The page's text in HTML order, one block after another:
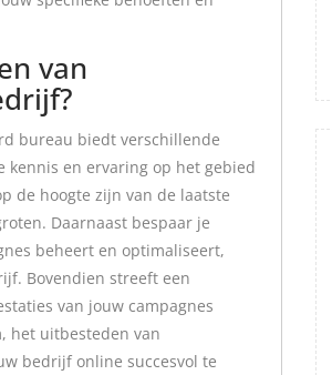
van
bureau biedt verschillende
en ervaring op het gebied
de hoogte zijn van de laatste
Daarnaast bespaar je
beheert en optimaliseert,
Bovendien streeft een
van jouw campagnes
het uitbesteden van
bedrijf online succesvol te